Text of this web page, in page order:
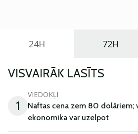
24H 72H
VISVAIRĀK LASĪTS
1
VIEDOKĻI
Naftas cena zem 80 dolāriem;
ekonomika var uzelpot